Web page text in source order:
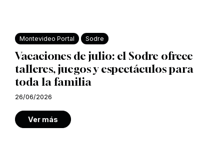
Montevideo Portal Sodre
Vacaciones de julio: el Sodre ofrece
talleres, juegos y espectáculos para
toda la familia
26/06/2026
Ver más